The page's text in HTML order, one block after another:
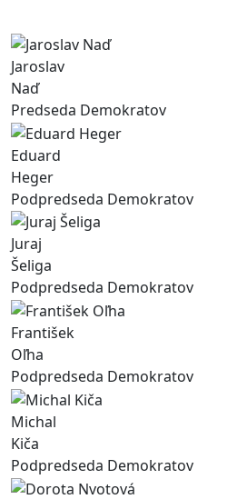
Jaroslav
Naď
Predseda Demokratov
Eduard
Heger
Podpredseda Demokratov
Juraj
Šeliga
Podpredseda Demokratov
František
Oľha
Podpredseda Demokratov
Michal
Kiča
Podpredseda Demokratov